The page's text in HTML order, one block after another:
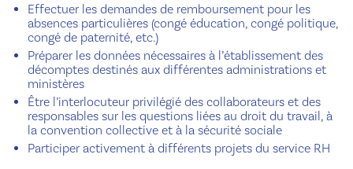
Effectuer les demandes de remboursement pour les
absences particulières (congé éducation, congé politique,
congé de paternité, etc.)
Préparer les données nécessaires à l’établissement des
décomptes destinés aux différentes administrations et
ministères
Être l’interlocuteur privilégié des collaborateurs et des
responsables sur les questions liées au droit du travail, à
la convention collective et à la sécurité sociale
Participer activement à différents projets du service RH